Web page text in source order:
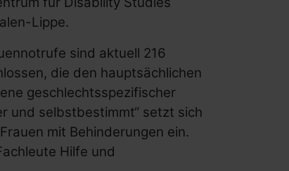
Lippe.
sind aktuell 216
die den hauptsächlichen
geschlechtsspezifischer
und selbstbestimmt“ setzt sich
mit Behinderungen ein.
Hilfe und